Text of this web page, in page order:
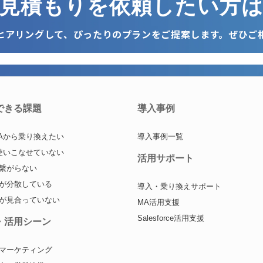
積もりを依頼したい方
アリングして、ぴったりのプランをご提案します。ぜひご
きる課題
から乗り換えたい
いこなせていない
がらない
分散している
見合っていない
活用シーン
ーケティング
導入事例
導入事例一覧
活用サポート
導入・乗り換えサポート
MA活用支援
Salesforce活用支援